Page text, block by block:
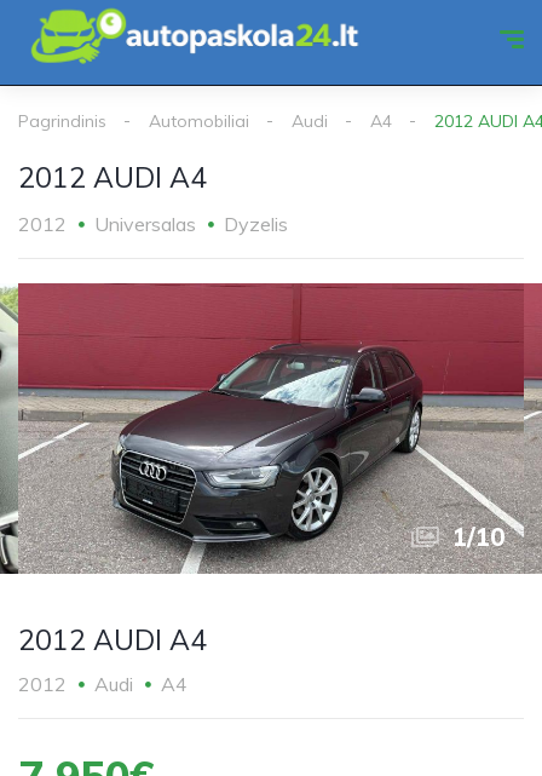
Pagrindinis Automobiliai Audi A4 2012 AUDI
2012 AUDI A4
2012 Universalas Dyzelis
1/10
2012 AUDI A4
2012 Audi A4